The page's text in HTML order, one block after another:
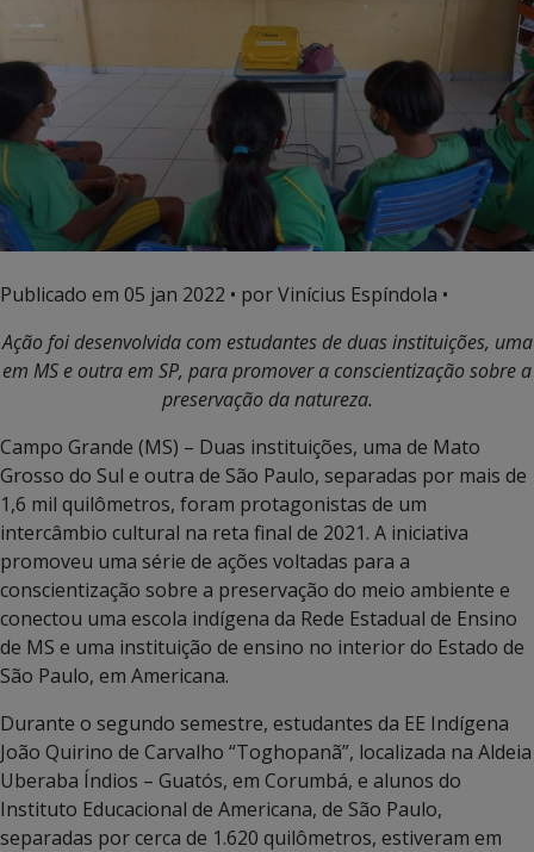
Publicado em 05 jan 2022 • por Vinícius Espíndola •
Ação foi desenvolvida com estudantes de duas instituições, uma
em MS e outra em SP, para promover a conscientização sobre a
preservação da natureza.
Campo Grande (MS) – Duas instituições, uma de Mato
Grosso do Sul e outra de São Paulo, separadas por mais de
1,6 mil quilômetros, foram protagonistas de um
intercâmbio cultural na reta final de 2021. A iniciativa
promoveu uma série de ações voltadas para a
conscientização sobre a preservação do meio ambiente e
conectou uma escola indígena da Rede Estadual de Ensino
de MS e uma instituição de ensino no interior do Estado de
São Paulo, em Americana.
Durante o segundo semestre, estudantes da EE Indígena
João Quirino de Carvalho “Toghopanã”, localizada na Aldeia
Uberaba Índios – Guatós, em Corumbá, e alunos do
Instituto Educacional de Americana, de São Paulo,
separadas por cerca de 1.620 quilômetros, estiveram em